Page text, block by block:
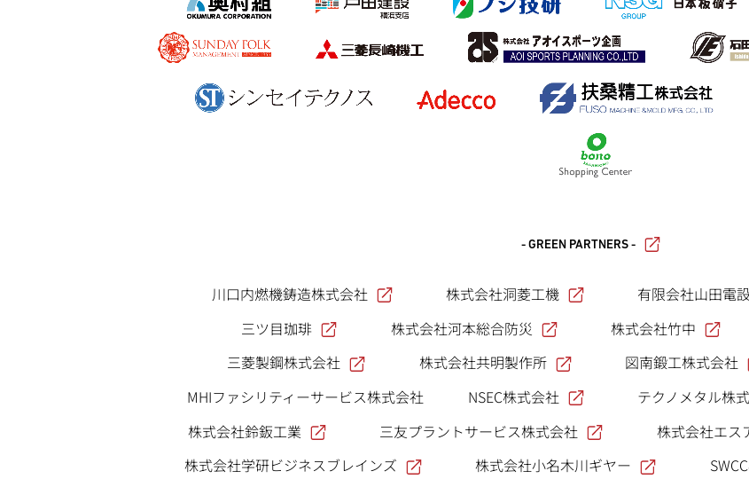
- GREEN PARTNERS -
川口内燃機鋳造株式会社 株式会社洞菱工機 有限会社山田電
三ツ目珈琲
株式会社河本総合防災 株式会社竹中
三菱製鋼株式会社
株式会社共明製作所 図南鍛工株式会社
MHIファシリティーサービス株式会社
NSEC株式会社 テクノメタル株
株式会社鈴鈑工業
三友プラントサービス株式会社 株式会社エス
株式会社学研ビジネスブレインズ
株式会社小名木川ギヤー